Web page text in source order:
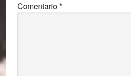
Comentario*